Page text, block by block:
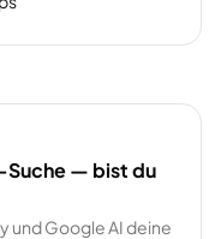
Suche — bist du
und Google AI deine